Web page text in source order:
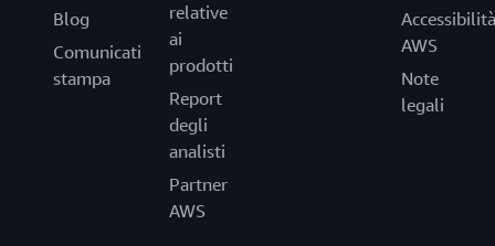
Blog
Comunicati
stampa
relative
ai
prodotti
Report
degli
analisti
Partner
AWS
Accessibilità
AWS
Note
legali